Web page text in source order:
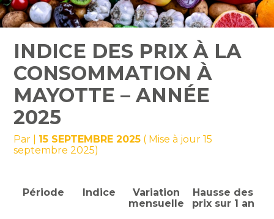
INDICE DES PRIX À LA
CONSOMMATION À
MAYOTTE – ANNÉE
2025
Par 15 SEPTEMBRE 2025 ( Mise à jour 15
septembre 2025)
Période Indice
Variation
mensuelle
Hausse des
prix sur 1 an